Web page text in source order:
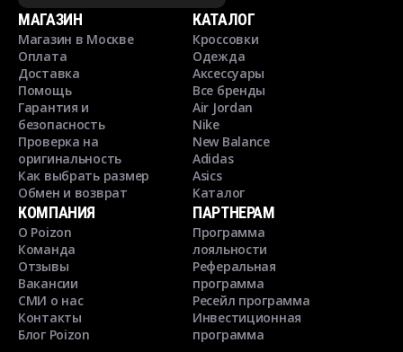
МАГАЗИН
Магазин в Москве
Оплата
Доставка
Помощь
Гарантия и
безопасность
Проверка на
оригинальность
Как выбрать размер
Обмен и возврат
КАТАЛОГ
Кроссовки
Одежда
Аксессуары
Все бренды
Air Jordan
Nike
New Balance
Adidas
Asics
Каталог
КОМПАНИЯ
О Poizon
Команда
Отзывы
Вакансии
СМИ о нас
Контакты
Блог Poizon
ПАРТНЕРАМ
Программа
лояльности
Реферальная
программа
Ресейл программа
Инвестиционная
программа